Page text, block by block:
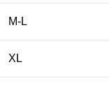
M-L
XL